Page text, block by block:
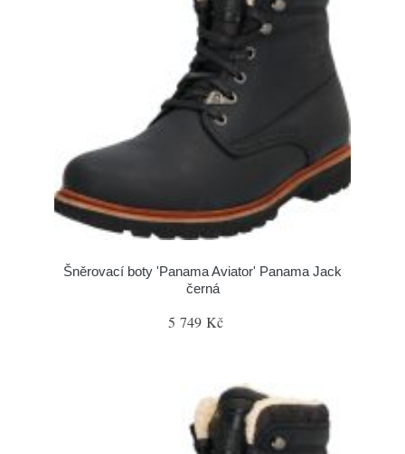
Šněrovací boty 'Panama Aviator' Panama Jack
černá
5 749 Kč